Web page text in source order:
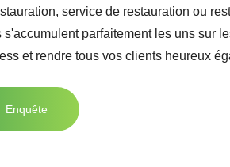
service de restauration ou
s'accumulent parfaitement les uns sur
et rendre tous vos clients heureux
Enquête